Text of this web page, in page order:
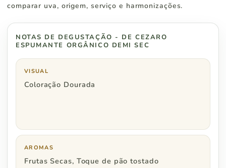
Região Sudeste Pedidos a partir de
Espírito Santo
comparar uva, origem, serviço e harmonizações.
NOTAS DE DEGUSTAÇÃO - DE CEZARO
ESPUMANTE ORGÂNICO DEMI SEC
VISUAL
Coloração Dourada
AROMAS
Frutas Secas, Toque de pão tostado